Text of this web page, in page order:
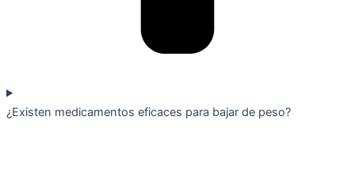
¿Existen medicamentos eficaces para bajar de peso?